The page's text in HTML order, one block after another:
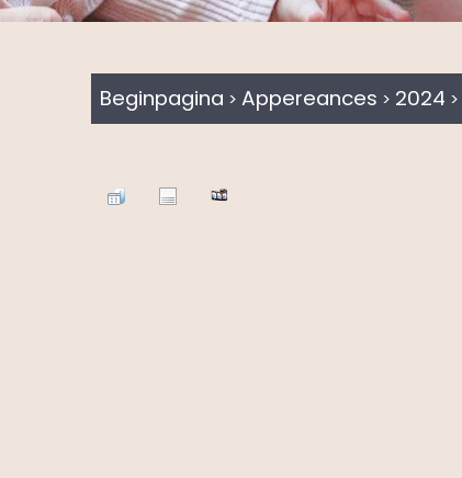
Beginpagina > Appereances > 2024 >